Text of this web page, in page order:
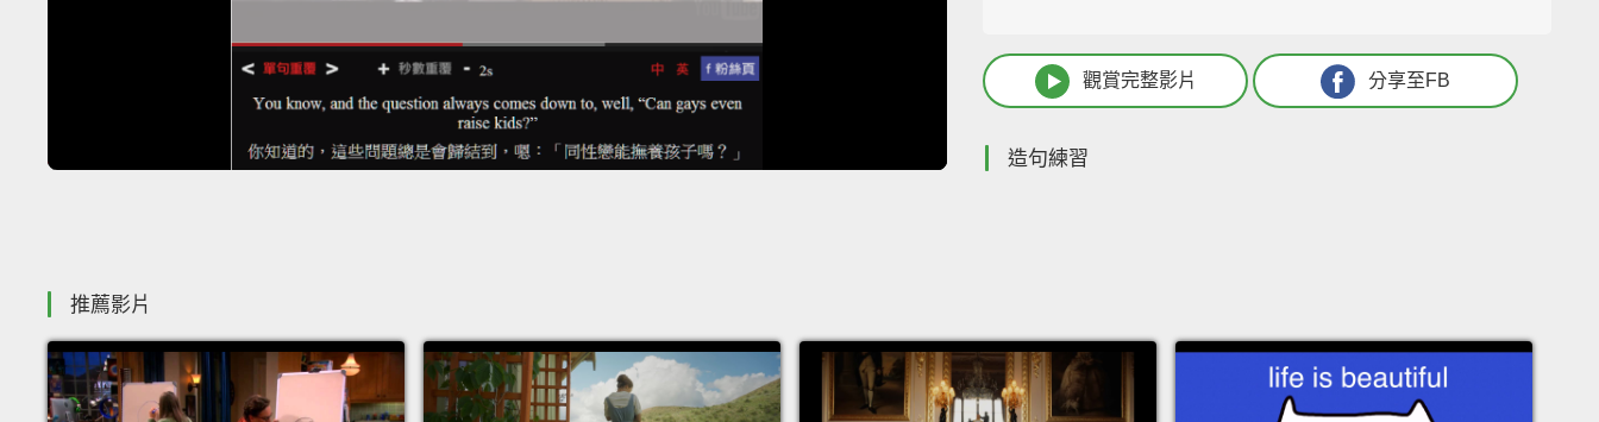
觀賞完整影片 分享至FB
造句練習
推薦影片